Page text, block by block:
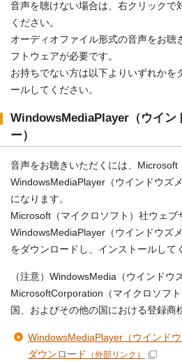
音声を聴けない場合は、右クリックで
ください。
オーディオファイル形式の音声をお聴
フトウェアが必要です。
お持ちでない方は以下よりいずれかを
ールしてください。
WindowsMediaPlayer（ウイン
ー）
音声をお聴きいただくには、Microsoft
WindowsMediaPlayer（ウインドウズ
になります。
Microsoft（マイクロソフト）社ウェブ
WindowsMediaPlayer（ウインドウズ
をダウンロードし、インストールして
（注意）WindowsMedia（ウインドウ
MicrosoftCorporation（マイクロソフ
国、およびその他の国における登録商
WindowsMediaPlayer（ウインド
ダウンロード
（外部リンク）